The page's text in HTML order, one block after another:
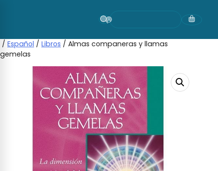
/ Español / Libros / Almas companeras y llamas
gemelas